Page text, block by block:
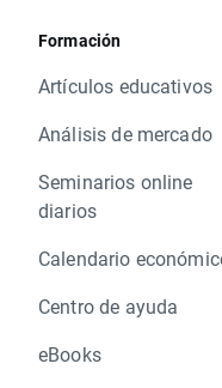
Formación
Artículos educativos
Análisis de mercado
Seminarios online
diarios
Calendario
Centro de ayuda
eBooks